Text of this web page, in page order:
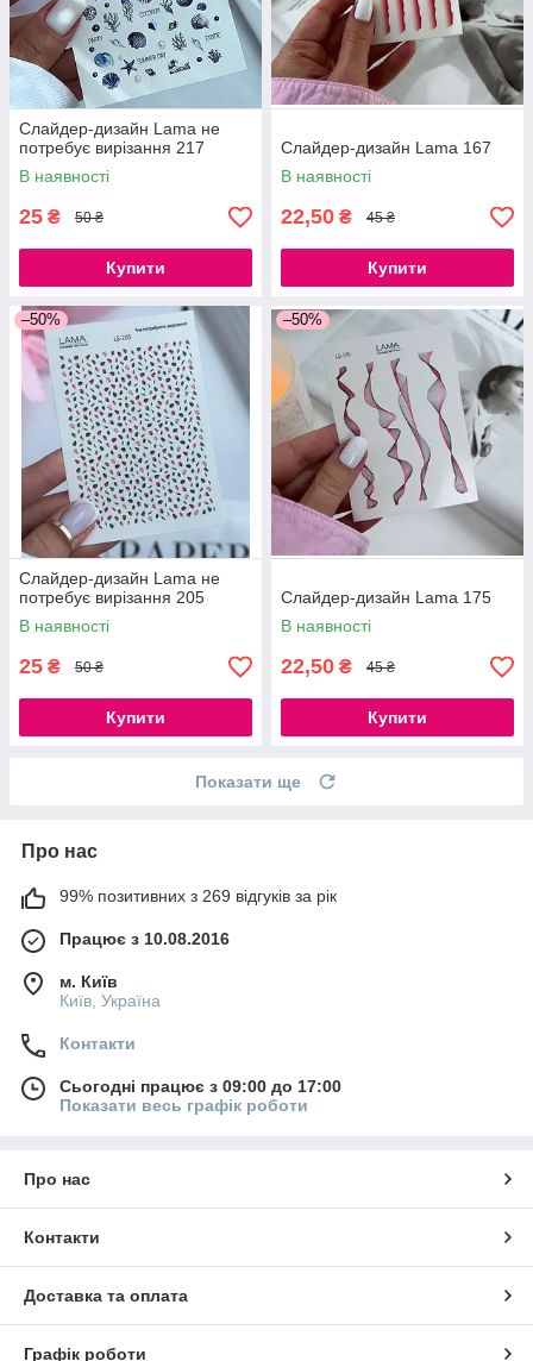
Слайдер-дизайн Lama не
потребує вирізання 217
В наявності
25 ₴ 50 ₴
Купити
Слайдер-дизайн Lama 167
В наявності
22,50 ₴ 45 ₴
Купити
–50%
Слайдер-дизайн Lama не
потребує вирізання 205
В наявності
25 ₴ 50 ₴
Купити
–50%
Слайдер-дизайн Lama 175
В наявності
22,50 ₴ 45 ₴
Купити
Показати ще
Про нас
99% позитивних з 269 відгуків за рік
Працює з 10.08.2016
м. Київ
Київ, Україна
Контакти
Сьогодні працює з 09:00 до 17:00
Показати весь графік роботи
Про нас
Контакти
Доставка та оплата
Графік роботи